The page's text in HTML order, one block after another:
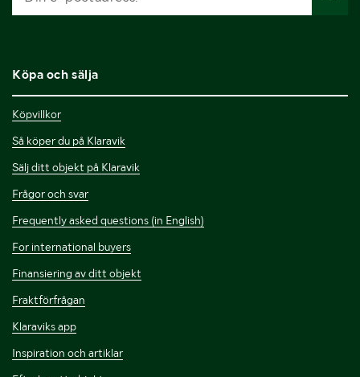
Köpa och sälja
Köpvillkor
Så köper du på Klaravik
Sälj ditt objekt på Klaravik
Frågor och svar
Frequently asked questions (in English)
For international buyers
Finansiering av ditt objekt
Fraktförfrågan
Klaraviks app
Inspiration och artiklar